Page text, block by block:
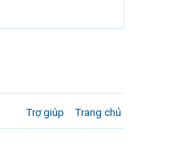
Trợ giúp Trang chủ